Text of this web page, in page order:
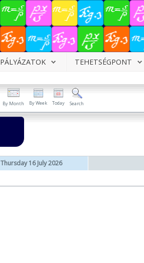
PÁLYÁZATOK TEHETSÉGPONT
By Month By Week Today Search
Thursday 16 July 2026